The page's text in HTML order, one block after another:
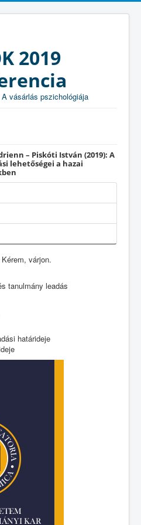
2019
vásárlás pszichológiája
– Piskóti István (2019): A
lehetőségei a hazai
várjon.
tanulmány leadás
határideje